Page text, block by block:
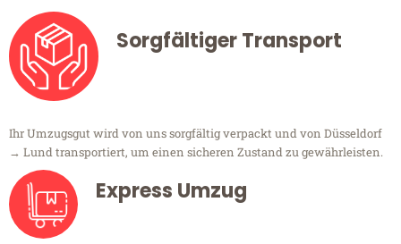
Sorgfältiger Transport
Ihr Umzugsgut wird von uns sorgfältig verpackt und von Düsseldorf
→ Lund transportiert, um einen sicheren Zustand zu gewährleisten.
Express Umzug